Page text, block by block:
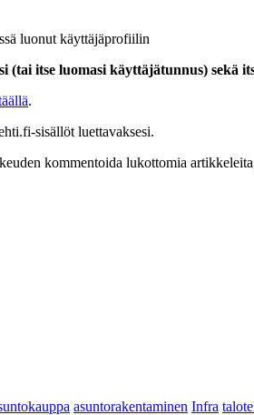
luonut käyttäjäprofiilin
itse luomasi käyttäjätunnus) sekä
.
sisällöt luettavaksesi.
kommentoida lukottomia
asuntorakentaminen Infra